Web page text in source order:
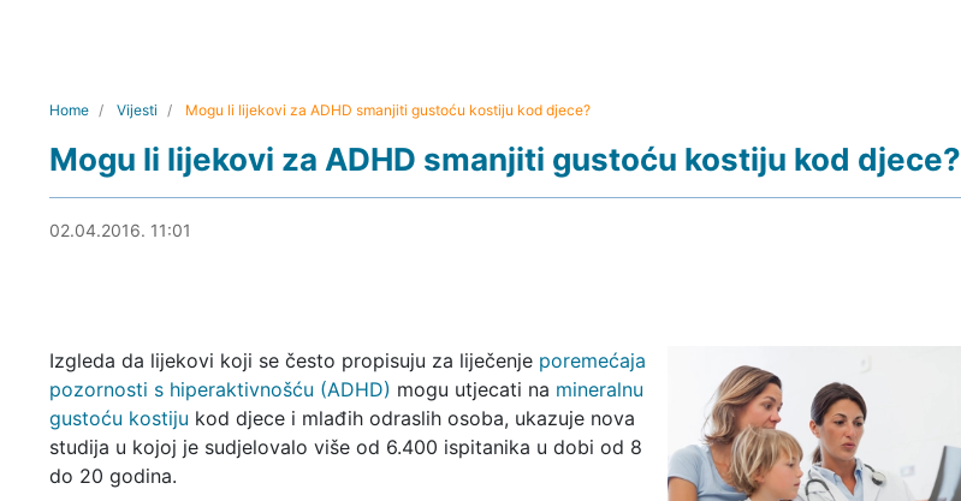
Home Vijesti Mogu li lijekovi za ADHD smanjiti gustoću kostiju kod djece?
Mogu li lijekovi za ADHD smanjiti gustoću kostiju kod djece?
02.04.2016. 11:48
02.04.2016. 11:01
Izgleda da lijekovi koji se često propisuju za liječenje poremećaja
pozornosti s hiperaktivnošću (ADHD) mogu utjecati na mineralnu
gustoću kostiju kod djece i mlađih odraslih osoba, ukazuje nova
studija u kojoj je sudjelovalo više od 6.400 ispitanika u dobi od 8
do 20 godina.